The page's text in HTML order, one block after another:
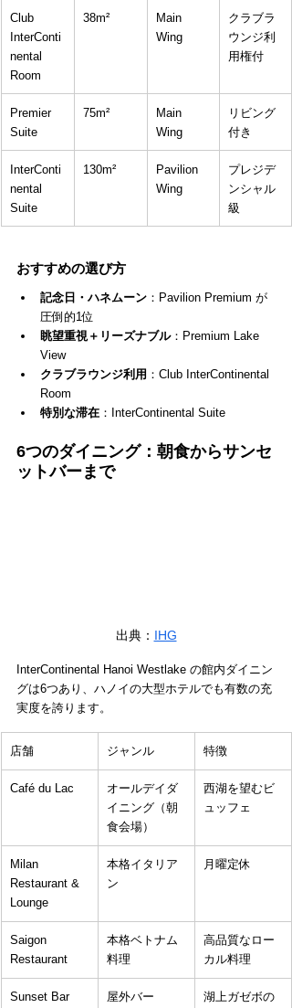
Club
InterConti
nental
Room
38m²
Main
Wing
クラブラ
ウンジ利
用権付
Premier
Suite
75m²
Main
Wing
リビング
付き
InterConti
nental
Suite
130m²
Pavilion
Wing
プレジデ
ンシャル
級
おすすめの選び方
記念日・ハネムーン ：Pavilion Premium が
圧倒的1位
眺望重視＋リーズナブル：Premium Lake
View
クラブラウンジ利用 ：Club InterContinental
Room
特別な滞在 ：InterContinental Suite
6つのダイニング：朝食からサンセ
ットバーまで
出典： IHG
InterContinental Hanoi Westlake の館内ダイニン
グは6つあり、ハノイの大型ホテルでも有数の充
実度を誇ります。
店舗 ジャンル 特徴
Café du Lac
オールデイダ
イニング（朝
食会場）
西湖を望むビ
ュッフェ
Milan
Restaurant &
Lounge
本格イタリア
ン
月曜定休
Saigon
Restaurant
本格ベトナム
料理
高品質なロー
カル料理
Sunset Bar 屋外バー 湖上ガゼボの